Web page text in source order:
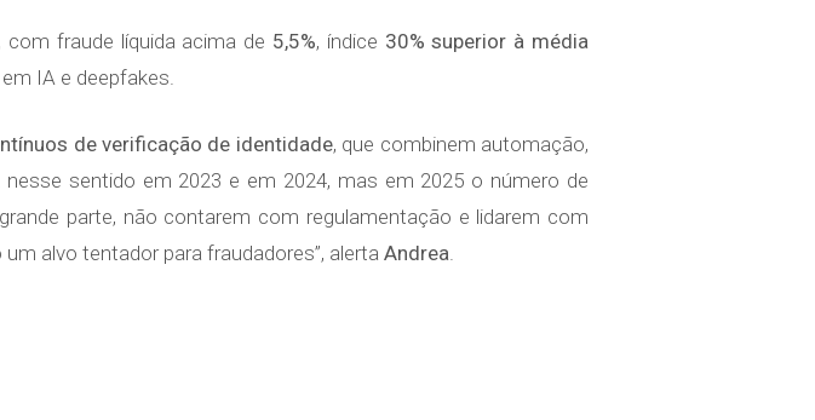
fraude líquida acima de 5,5%, índice 30% superior à média
IA e deepfakes.
de verificação de identidade, que combinem automação,
sentido em 2023 e em 2024, mas em 2025 o número de
parte, não contarem com regulamentação e lidarem com
alvo tentador para fraudadores”, alerta Andrea.